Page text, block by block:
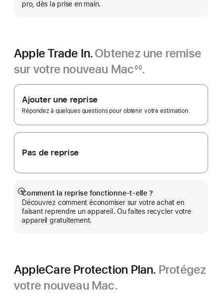
pro, dès la prise en main.
Apple Trade In.Obtenez une remise
sur votre nouveau Mac
de
de
page
◊◊.
Apple
Trade In.
Ajouter une reprise
Répondez à quelques questions pour obtenir votre estimation.
Pas de reprise
Comment la reprise fonctionne-t-elle ?
Découvrez comment économiser sur votre achat en
faisant reprendre un appareil. Ou faites recycler votre
appareil gratuitement.
Afficher
plus
AppleCare Protection Plan. Protégez
votre nouveau Mac.